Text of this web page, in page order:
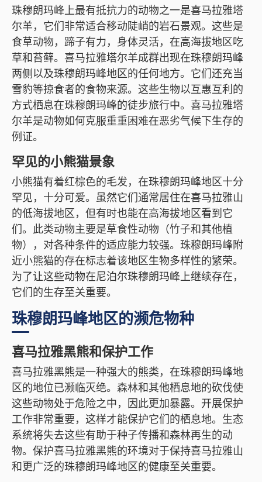
珠穆朗玛峰上最有抵抗力的动物之一是喜马拉雅塔
尔羊，它们非常适合移动陡峭的岩石景观。这些是
食草动物，蹄子有力，身体灵活，在高海拔地区吃
草和苔藓。喜马拉雅塔尔羊成群出现在珠穆朗玛峰
两侧以及珠穆朗玛峰地区的任何地方。它们还充当
雪豹等掠食者的食物来源。这些生物以互惠互利的
方式栖息在珠穆朗玛峰的徒步旅行中。喜马拉雅塔
尔羊是动物如何克服重重困难在恶劣气候下生存的
例证。
罕见的小熊猫景象
小熊猫有着红棕色的毛发，在珠穆朗玛峰地区十分
罕见，十分可爱。虽然它们通常居住在喜马拉雅山
的低海拔地区，但有时也能在高海拔地区看到它
们。此类动物主要是草食性动物（竹子和其他植
物），对各种条件的适应能力较强。珠穆朗玛峰附
近小熊猫的存在标志着该地区生物多样性的繁荣。
为了让这些动物在尼泊尔珠穆朗玛峰上继续存在，
它们的生存至关重要。
珠穆朗玛峰地区的濒危物种
喜马拉雅黑熊和保护工作
喜马拉雅黑熊是一种强大的熊类，在珠穆朗玛峰地
区的地位已濒临灭绝。森林和其他栖息地的砍伐使
这些动物处于危险之中，因此更加暴露。开展保护
工作非常重要，这样才能保护它们的栖息地。生态
系统将失去这些有助于种子传播和森林再生的动
物。保护喜马拉雅黑熊的环境对于保持喜马拉雅山
和更广泛的珠穆朗玛峰地区的健康至关重要。